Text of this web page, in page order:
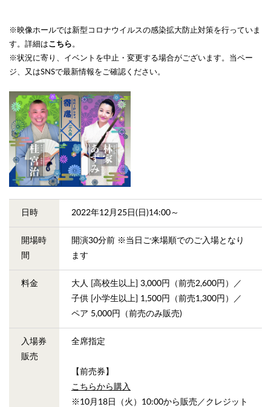
※映像ホールでは新型コロナウイルスの感染拡大防止対策を行っていま
す。詳細はこちら。
※状況に寄り、イベントを中止・変更する場合がございます。当ペー
ジ、又はSNSで最新情報をご確認ください。
日時 2022年12月25日(日)14:00～
開場時
間
開演30分前 ※当日ご来場順でのご入場となり
ます
料金
大人 [高校生以上] 3,000円（前売2,600円）／
子供 [小学生以上] 1,500円（前売1,300円）／
ペア 5,000円（前売のみ販売)
入場券
販売
全席指定
【前売券】
こちらから購入
※10月18日（火）10:00から販売／クレジット